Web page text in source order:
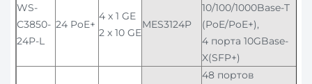
WS-
C3850-
24P-L
24 PoE+
4 x 1 GE
2 x 10 GE
MES3124P
10/100/1000Base-T
(PoE/PoE+),
4 порта 10GBase-
X(SFP+)
48 портов